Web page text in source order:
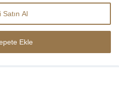
Ekle
Satın Al